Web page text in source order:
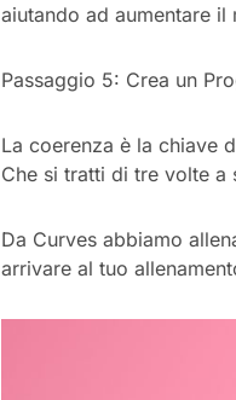
aiutando ad aumentare
Passaggio 5: Crea un
La coerenza è la chiave
Che si tratti di tre volte a
Da Curves abbiamo
arrivare al tuo